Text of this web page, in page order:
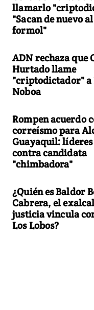
llamarlo
"Sacan de nuevo
formol"
ADN rechaza que
Hurtado llame
"criptodictador" a
Noboa
Rompen acuerdo
correísmo para
Guayaquil:
contra candidata
"chimbadora"
¿Quién es Baldor
Cabrera, el
justicia vincula
Los Lobos?